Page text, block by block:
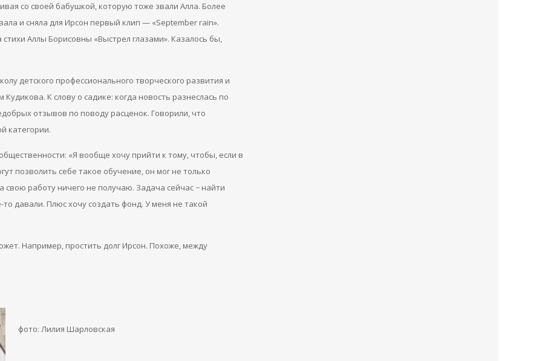
со своей бабушкой, которую тоже звали Алла. Более
и сняла для Ирсон первый клип — «September rain».
Аллы Борисовны «Выстрел глазами». Казалось бы,
детского профессионального творческого развития и
К слову о садике: когда новость разнеслась по
отзывов по поводу расценок. Говорили, что
категории.
«Я вообще хочу прийти к тому, чтобы, если в
позволить себе такое обучение, он мог не только
свою работу ничего не получаю. Задача сейчас − найти
давали. Плюс хочу создать фонд. У меня не такой
Например, простить долг Ирсон. Похоже, между
фото: Лилия Шарловская